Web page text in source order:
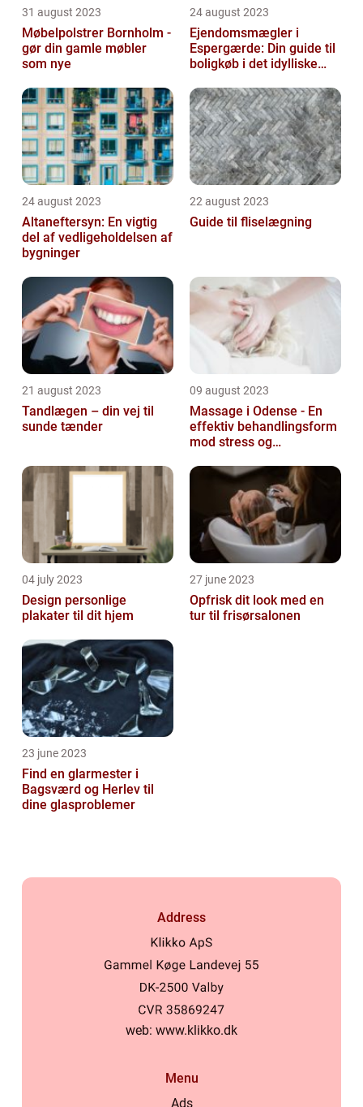
31 august 2023
Møbelpolstrer Bornholm -
gør din gamle møbler
som nye
24 august 2023
Ejendomsmægler i
Espergærde: Din guide til
boligkøb i det idylliske
24 august 2023
Altaneftersyn: En vigtig
del af vedligeholdelsen af
bygninger
22 august 2023
Guide til fliselægning
21 august 2023
Tandlægen – din vej til
sunde tænder
09 august 2023
Massage i Odense - En
effektiv behandlingsform
mod stress og
04 july 2023
Design personlige
plakater til dit hjem
27 june 2023
Opfrisk dit look med en
tur til frisørsalonen
23 june 2023
Find en glarmester i
Bagsværd og Herlev til
dine glasproblemer
Address
web: www.klikko.dk
Menu
Ads